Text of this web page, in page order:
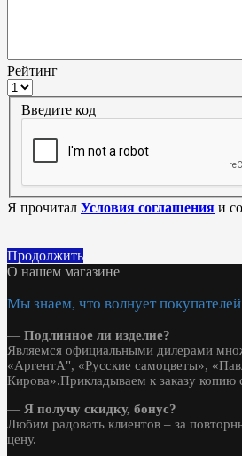
Рейтинг
Введите код
Я прочитал Условия соглашения и
Продолжить
О нашем магазине
Мы знаем, что волнует
— Подлинное ли изделие?
Являемся официальными дилерами
«АргентА", «Русские самоцветы»,
Кирова».Прикладываем к заказу копию
— Я получу скидку, бонус?
Любим радовать клиентов – за
цену.